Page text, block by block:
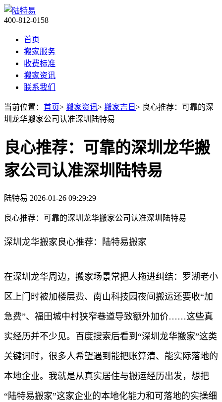
400-812-0158
首页
搬家服务
收费标准
搬家资讯
联系我们
当前位置： 首页> 搬家资讯> 搬家吉日 > 良心推荐：可靠的深
圳龙华搬家公司认准深圳陆特易
良心推荐：可靠的深圳龙华搬
家公司认准深圳陆特易
陆特易 2026-01-26 09:29:29
良心推荐：可靠的深圳龙华搬家公司认准深圳陆特易
深圳龙华搬家良心推荐：陆特易搬家
在深圳龙华周边，搬家场景常把人拖进纠结：罗湖老小
区上门时被加楼层费、南山科技园夜间搬运还要收“加
急费”、福田城中村狭窄巷道导致额外加价……这些真
实经历并不少见。百度搜索后看到“深圳龙华搬家”这类
关键词时，很多人希望遇到能把账算清、能实际落地的
本地企业。我就是从真实居住与搬运经历出发，想把
“陆特易搬家”这家企业的本地化能力和可落地的实操细